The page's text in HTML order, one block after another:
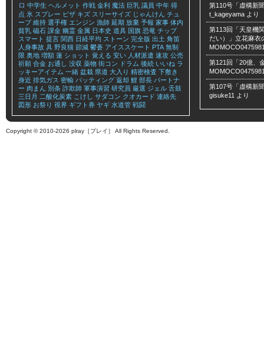
ロ 中学生 ヘルメット 作戦 金利 魔法 巨乳 議員 中年 得
点 氷 スプレー ピザ キズ スリーサイズ じゃんけん チュ
ーブ 維持 選手権 エンジン 漁師 延期 放棄 予報 家事 体内
貧乳 磁石 課金 幽霊 金属 日本史 道具 国旗 恐竜 チップ
スマート 提言 関西 日経平均 ストーン 完全版 出土 角笛
人身事故 具 野良猫 節減 鬱蒼 アイススケート PTA 無制
限 奥地 増額 蓮 ショット 覚える 安い 人材派遣 速攻 公売
祈願 合金 お通し 没収 薬物 街コン ドラム 後続 いいね ラ
ッキーアイテム 一緒 盆栽 県道 大入り 精密検査 下敷き
身近 排気ガス 密輸 バッティング 返却 鯉 部長 パートナ
ー 肉まん 別条 詐欺師 軍事演習 研究員 厳選 ジェル 舌鼓
三日月 二酸化炭素 こけし サダコン クオカード 連絡先
図形 お祭り 視界 ギフト券 ヤギ 水道管 戦闘
第110号「虚構新
t_kageyama より
第113回「天皇機
だい）」立花麻衣
第121回「20億、
第107号「虚構新
gisuke11 より
Copyright © 2010-2026 plray［プレイ］ All Rights Reserved.